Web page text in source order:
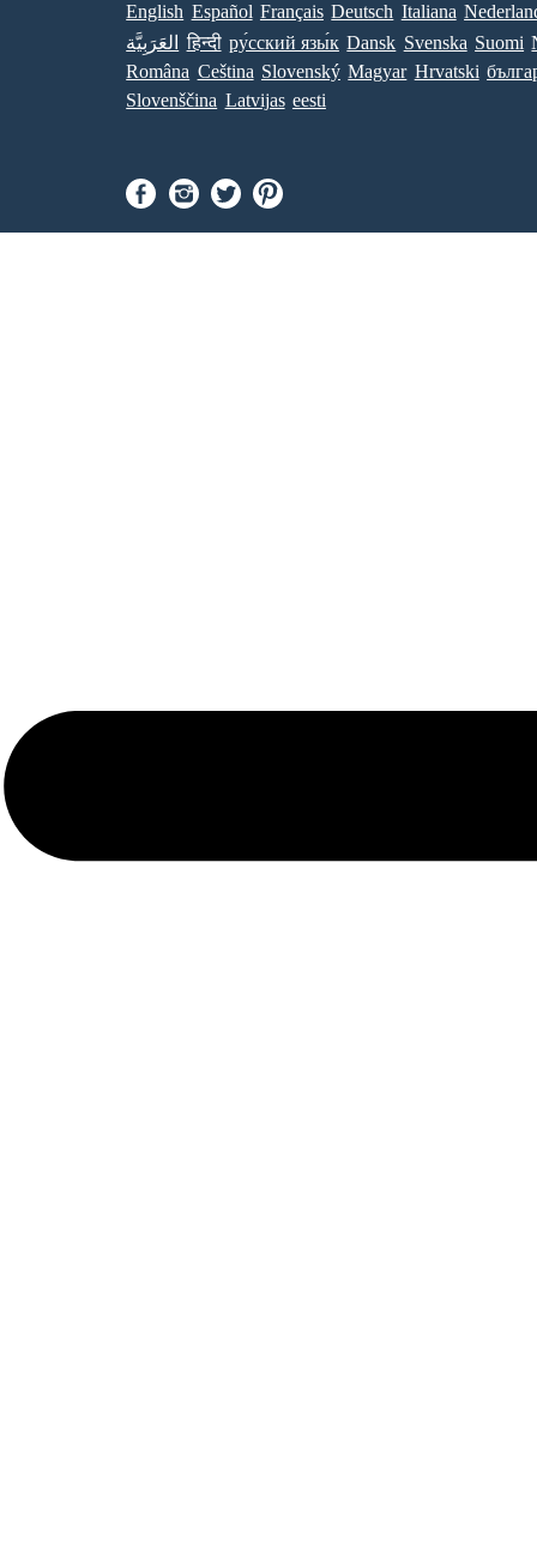
English Español Français Deutsch Italiana
العَرَبِيَّة
हिन्दी ру́сский язы́к Dansk Svenska Suomi
Româna Ceština Slovenský Magyar Hrvatski
Slovenščina Latvijas eesti